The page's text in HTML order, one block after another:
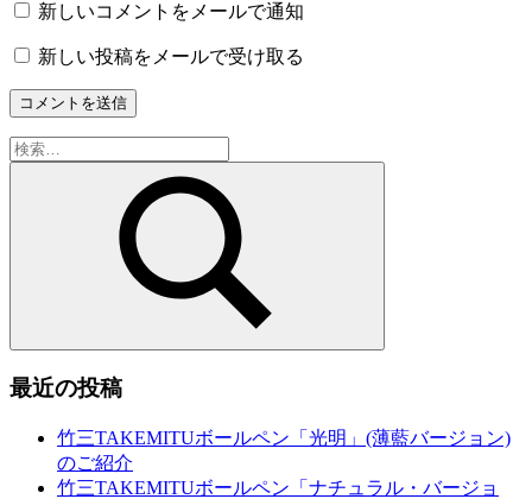
新しいコメントをメールで通知
新しい投稿をメールで受け取る
検
索:
検
最近の投稿
竹三TAKEMITUボールペン「光明」(薄藍バージョン)
のご紹介
竹三TAKEMITUボールペン「ナチュラル・バージョ